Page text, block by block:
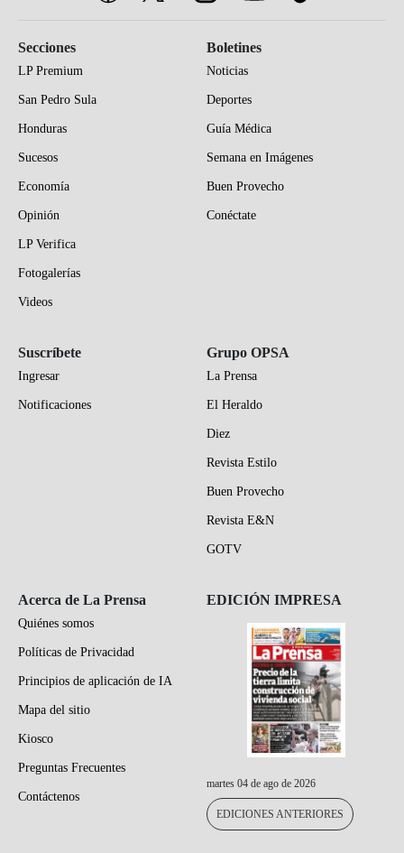
Secciones
LP Premium
San Pedro Sula
Honduras
Sucesos
Economía
Opinión
LP Verifica
Fotogalerías
Videos
Boletines
Noticias
Deportes
Guía Médica
Semana en Imágenes
Buen Provecho
Conéctate
Suscríbete
Ingresar
Notificaciones
Grupo OPSA
La Prensa
El Heraldo
Diez
Revista Estilo
Buen Provecho
Revista E&N
GOTV
Acerca de La Prensa
Quiénes somos
Políticas de Privacidad
Principios de aplicación de IA
Mapa del sitio
Kiosco
Preguntas Frecuentes
Contáctenos
EDICIÓN IMPRESA
martes 04 de ago de 2026
EDICIONES ANTERIORES